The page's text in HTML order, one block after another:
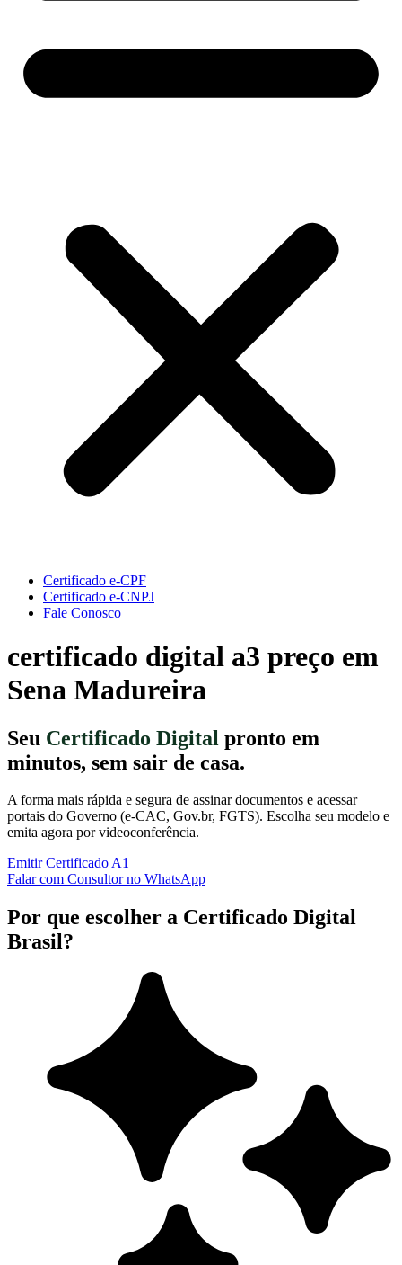
Certificado e-CPF
Certificado e-CNPJ
Fale Conosco
certificado digital a3 preço em
Sena Madureira
Seu Certificado Digital pronto em
minutos, sem sair de casa.
A forma mais rápida e segura de assinar documentos e acessar
portais do Governo (e-CAC, Gov.br, FGTS). Escolha seu modelo e
emita agora por videoconferência.
Emitir Certificado A1
Falar com Consultor no WhatsApp
Por que escolher a Certificado Digital
Brasil?